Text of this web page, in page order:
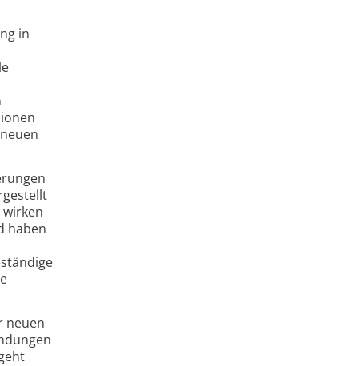
in
haben
neuen